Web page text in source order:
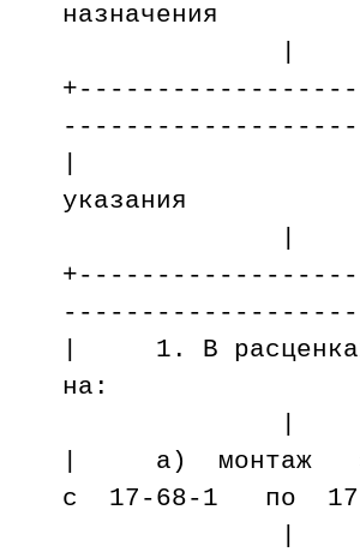
|
| 1. В расценках
| а) монтаж
с 17-68-1 по